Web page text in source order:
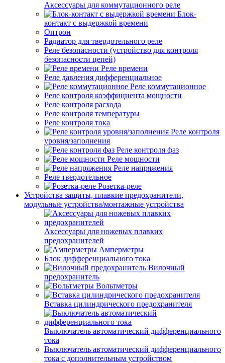
Аксессуары для коммутационного реле
Блок-
контакт с выдержкой времени
Оптрон
Радиатор для твердотельного реле
Реле безопасности (устройство для контроля
безопасности цепей)
Реле времени
Реле давления дифференциальное
Реле коммутационное
Реле контроля коэффициента мощности
Реле контроля расхода
Реле контроля температуры
Реле контроля тока
Реле контроля
уровня/заполнения
Реле контроля фаз
Реле мощности
Реле напряжения
Реле твердотельное
Розетка-реле
Устройства защиты, плавкие предохранители,
модульные устройства/монтажные устройства
Аксессуары для ножевых плавких
предохранителей
Амперметры
Блок дифференциального тока
Вилочный
предохранитель
Вольтметры
Вставка цилиндрического предохранителя
Выключатель автоматический дифференциального
тока
Выключатель автоматический дифференциального
тока с дополнительным устройством